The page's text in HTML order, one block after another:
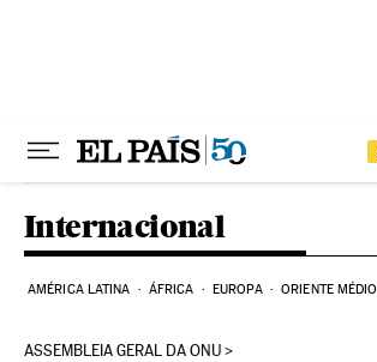
Internacional
AMÉRICA LATINA ÁFRICA EUROPA ORIENTE MÉDIO
ASSEMBLEIA GERAL DA ONU